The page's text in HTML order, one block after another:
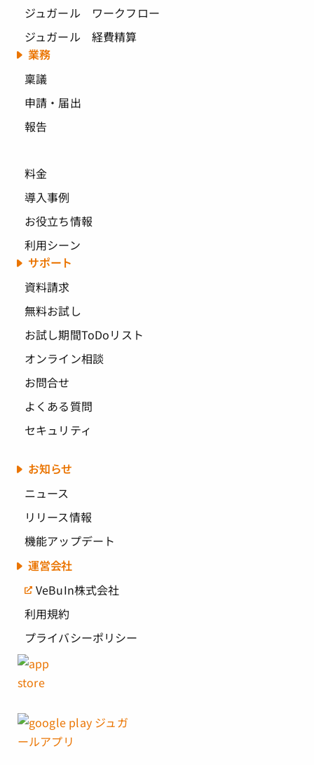
ジュガール ワークフロー
ジュガール 経費精算
業務
稟議
申請・届出
報告
料金
導入事例
お役立ち情報
利用シーン
サポート
資料請求
無料お試し
お試し期間ToDoリスト
オンライン相談
お問合せ
よくある質問
セキュリティ
お知らせ
ニュース
リリース情報
機能アップデート
運営会社
VeBuIn株式会社
利用規約
プライバシーポリシー